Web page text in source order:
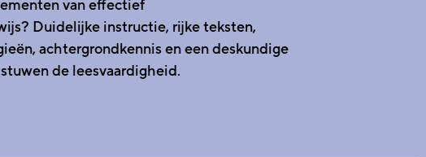
van effectief
Duidelijke instructie, rijketeksten,
achtergrondkennisen een deskundige
de leesvaardigheid.